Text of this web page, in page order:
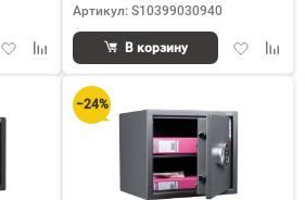
ДобавитьДобавить
сравнению
Артикул: S10399030940
Добавить
В корзину
−24%